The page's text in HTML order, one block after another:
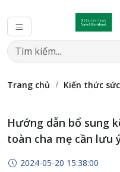
Trang chủ Kiến thức
Hướng dẫn bổ sung
toàn cha mẹ cần lưu
2024-05-20 15:38:00